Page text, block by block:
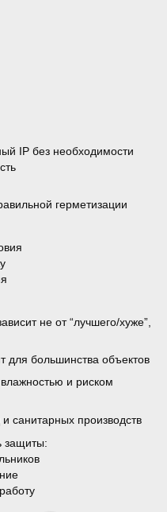
IP без необходимости
герметизации
не от “лучшего/хуже”,
для большинства объектов
и риском
санитарных производств
защиты: